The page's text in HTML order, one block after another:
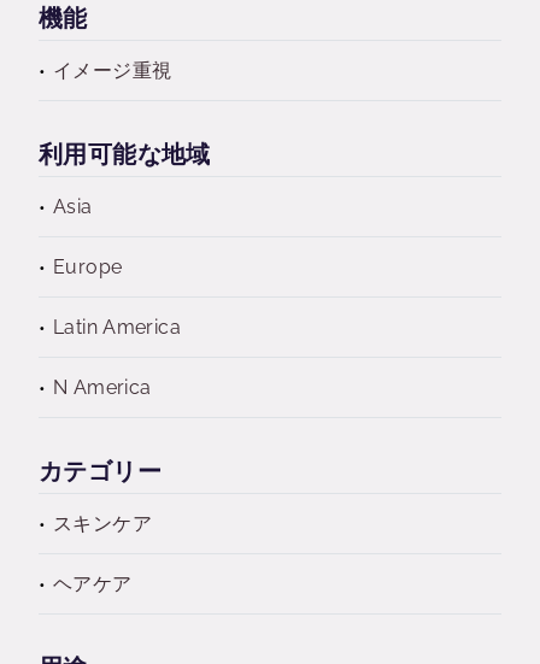
機能
イメージ重視
利用可能な地域
Asia
Europe
Latin America
N America
カテゴリー
スキンケア
ヘアケア